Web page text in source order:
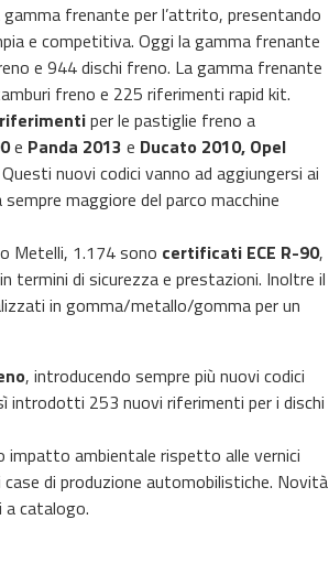
frenante per l’attrito, presentando
e competitiva. Oggi la gamma frenante
e 944 dischi freno. La gamma frenante
freno e 225 riferimenti rapid kit.
per le pastiglie freno a
e Panda 2013 e Ducato 2010, Opel
Questi nuovi codici vanno ad aggiungersi ai
maggiore del parco macchine
Metelli, 1.174 sono certificati ECE R-90,
termini di sicurezza e prestazioni. Inoltre il
in gomma/metallo/gomma per un
, introducendo sempre più nuovi codici
introdotti 253 nuovi riferimenti per i dischi
impatto ambientale rispetto alle vernici
di produzione automobilistiche. Novità
catalogo.